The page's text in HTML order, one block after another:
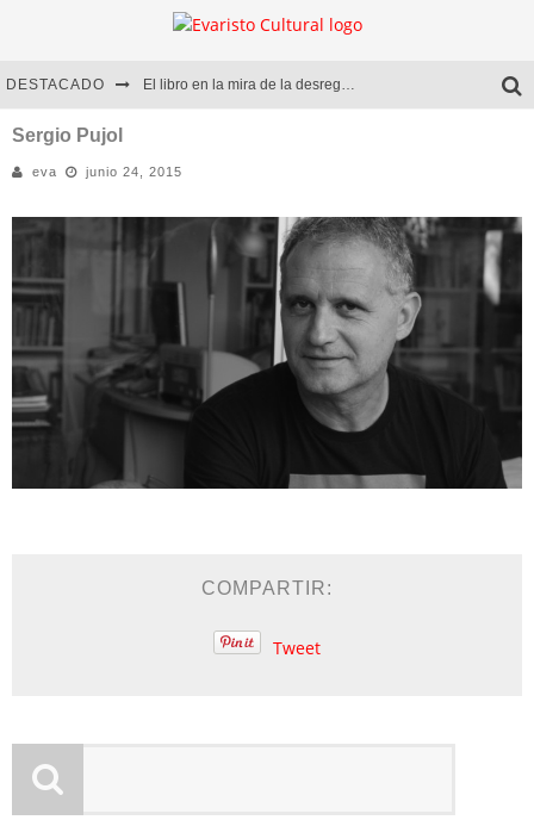
DESTACADO El libro en la mira de la desregulación
Diego Meret | Hotel Acapulco
Alejandra Correa | La nieve
Sergio Pujol
eva junio 24, 2015
COMPARTIR:
Tweet